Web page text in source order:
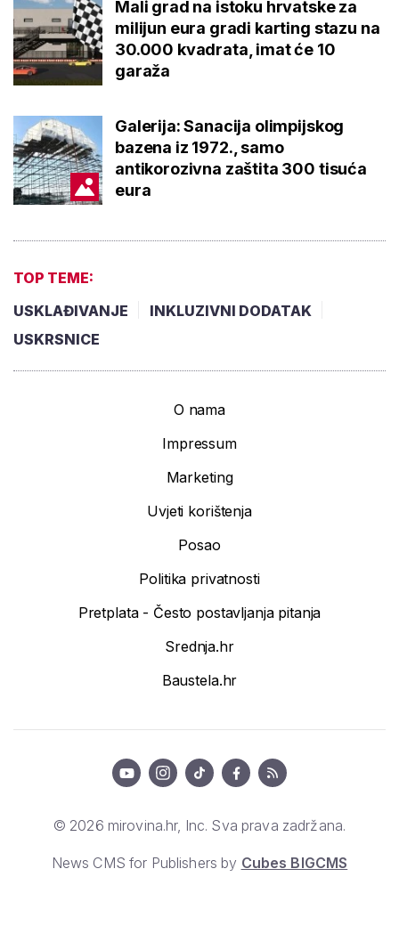
Mali grad na istoku hrvatske za
milijun eura gradi karting stazu na
30.000 kvadrata, imat će 10
garaža
Galerija: Sanacija olimpijskog
bazena iz 1972., samo
antikorozivna zaštita 300 tisuća
eura
TOP TEME:
USKLAĐIVANJE
INKLUZIVNI DODATAK
USKRSNICE
O nama
Impressum
Marketing
Uvjeti korištenja
Posao
Politika privatnosti
Pretplata - Često postavljanja pitanja
Srednja.hr
Baustela.hr
© 2026 mirovina.hr, Inc. Sva prava zadržana.
News CMS for Publishers by Cubes BIGCMS